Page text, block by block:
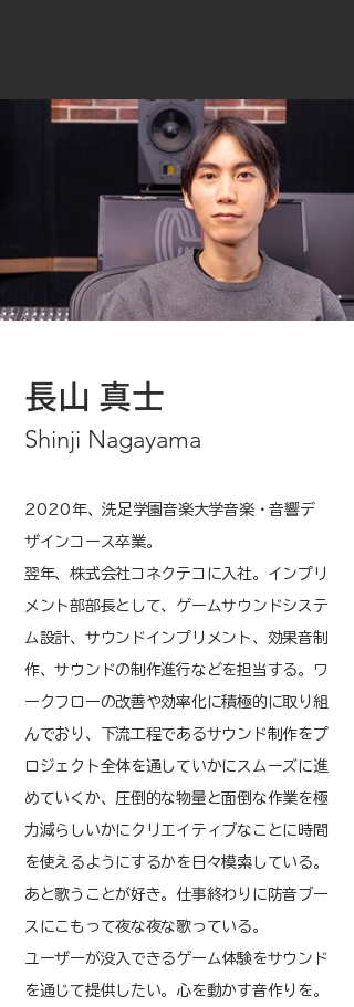
長山 真士
Shinji Nagayama
2020年、洗足学園音楽大学音楽・音響デ
ザインコース卒業。
翌年、株式会社コネクテコに入社。インプリ
メント部部長として、ゲームサウンドシステ
ム設計、サウンドインプリメント、効果音制
作、サウンドの制作進行などを担当する。ワ
ークフローの改善や効率化に積極的に取り組
んでおり、下流工程であるサウンド制作をプ
ロジェクト全体を通していかにスムーズに進
めていくか、圧倒的な物量と面倒な作業を極
力減らしいかにクリエイティブなことに時間
を使えるようにするかを日々模索している。
あと歌うことが好き。仕事終わりに防音ブー
スにこもって夜な夜な歌っている。
ユーザーが没入できるゲーム体験をサウンド
を通じて提供したい。心を動かす音作りを。